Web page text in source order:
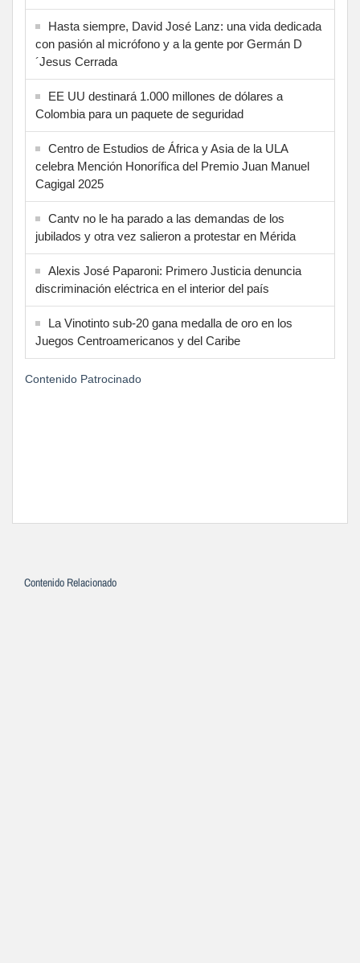
Hasta siempre, David José Lanz: una vida dedicada
con pasión al micrófono y a la gente por Germán D
´Jesus Cerrada
EE UU destinará 1.000 millones de dólares a
Colombia para un paquete de seguridad
Centro de Estudios de África y Asia de la ULA
celebra Mención Honorífica del Premio Juan Manuel
Cagigal 2025
Cantv no le ha parado a las demandas de los
jubilados y otra vez salieron a protestar en Mérida
Alexis José Paparoni: Primero Justicia denuncia
discriminación eléctrica en el interior del país
La Vinotinto sub-20 gana medalla de oro en los
Juegos Centroamericanos y del Caribe
Contenido Patrocinado
Contenido Relacionado